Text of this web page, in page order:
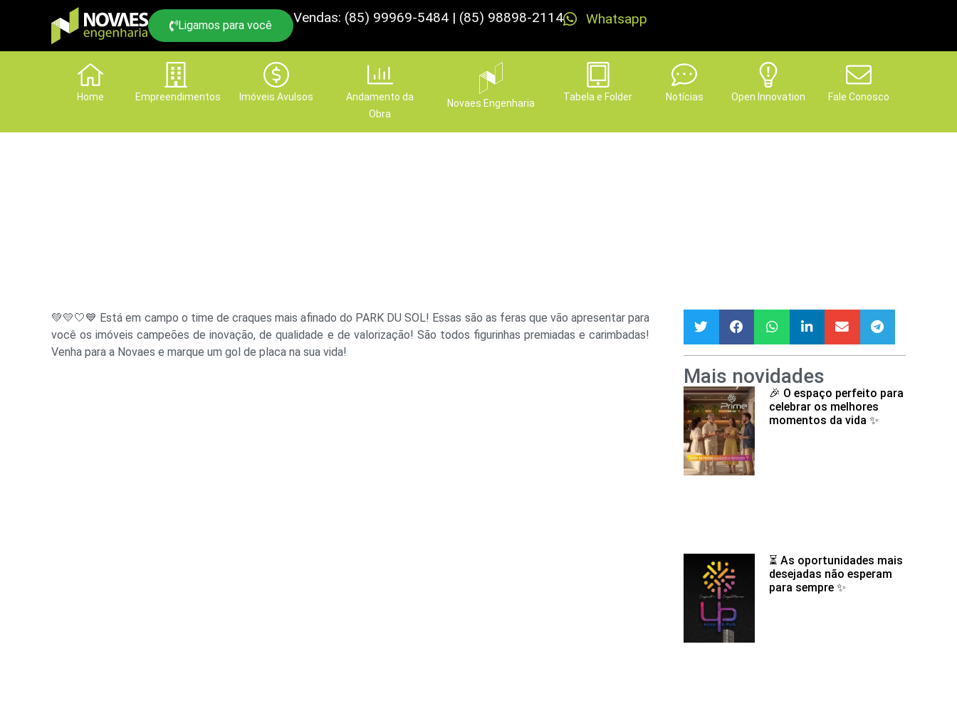
Ligamos para você Vendas: (85) 99969-5484 | (85) 98898-2114 Whatsapp
Home Empreendimentos Imóveis Avulsos
Andamento da
Obra
Novaes Engenharia
Tabela e Folder Notícias Open Innovation Fale Conosco
💚💛🤍💙 Está em campo o time de craques mais afinado do PARK DU SOL! Essas são as feras que vão apresentar para
você os imóveis campeões de inovação, de qualidade e de valorização! São todos figurinhas premiadas e carimbadas!
Venha para a Novaes e marque um gol de placa na sua vida!
Mais novidades
🎉 O espaço perfeito para
celebrar os melhores
momentos da vida ✨
⏳ As oportunidades mais
desejadas não esperam
para sempre ✨